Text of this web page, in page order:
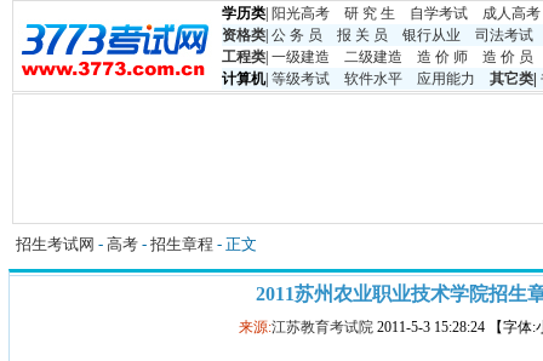
学历类 阳光高考 研 究 生 自学考试
成人高考
资格类 公 务 员 报 关 员 银行从业
司法考试
工程类 一级建造 二级建造 造 价 师
造 价 员
计算机| 等级考试 软件水平 应用能力 其它类
招生考试网 - 高考 - 招生章程 - 正文
2011苏州农业职业技术学院招生
来源:江苏教育考试院 2011-5-3 15:28:24 【字体: